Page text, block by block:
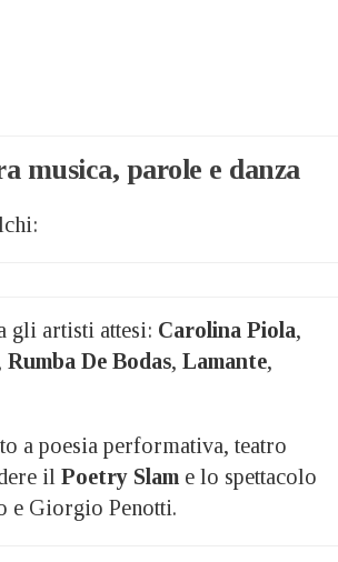
musica, parole e danza
gli artisti attesi: Carolina Piola,
Rumba De Bodas, Lamante,
a poesia performativa, teatro
il Poetry Slame lo spettacolo
e Giorgio Penotti.